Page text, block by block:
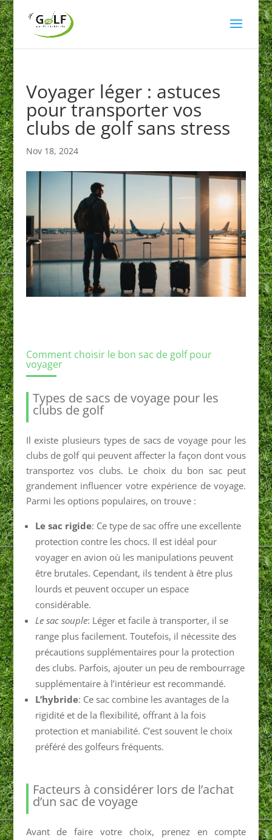
Voyager léger : astuces
pour transporter vos
clubs de golf sans stress
Nov 18, 2024
Comment choisir le bon sac de golf pour
voyager
Types de sacs de voyage pour les
clubs de golf
Il existe plusieurs types de sacs de voyage pour les
clubs de golf qui peuvent affecter la façon dont vous
transportez vos clubs. Le choix du bon sac peut
grandement influencer votre expérience de voyage.
Parmi les options populaires, on trouve :
Le sac rigide: Ce type de sac offre une excellente
protection contre les chocs. Il est idéal pour
voyager en avion où les manipulations peuvent
être brutales. Cependant, ils tendent à être plus
lourds et peuvent occuper un espace
considérable.
Le sac souple: Léger et facile à transporter, il se
range plus facilement. Toutefois, il nécessite des
précautions supplémentaires pour la protection
des clubs. Parfois, ajouter un peu de rembourrage
supplémentaire à l’intérieur est recommandé.
L’hybride: Ce sac combine les avantages de la
rigidité et de la flexibilité, offrant à la fois
protection et maniabilité. C’est souvent le choix
préféré des golfeurs fréquents.
Facteurs à considérer lors de l’achat
d’un sac de voyage
Avant de faire votre choix, prenez en compte